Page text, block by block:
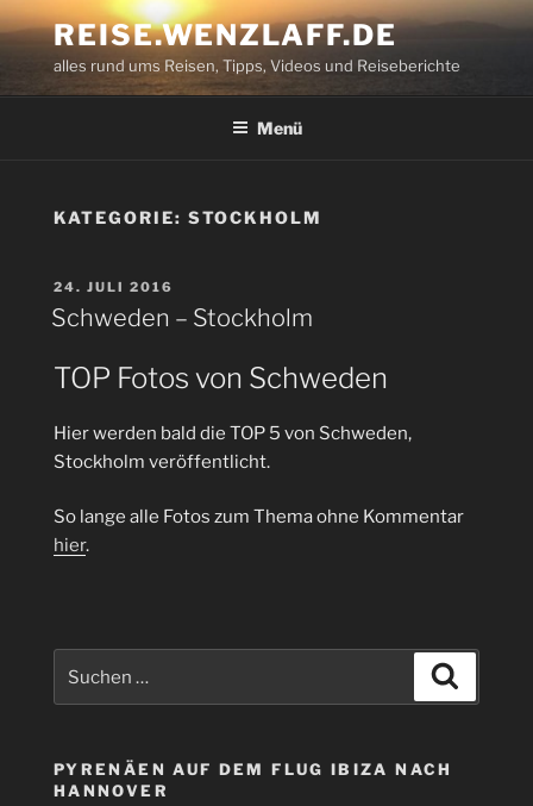
Zum
Inhalt
springen
REISE.WENZLAFF.DE
alles rund ums Reisen, Tipps, Videos und Reiseberichte
Menü
KATEGORIE: STOCKHOLM
VERÖFFENTLICHT
AM
24. JULI 2016
Schweden – Stockholm
TOP Fotos von Schweden
Hier werden bald die TOP 5 von Schweden,
Stockholm veröffentlicht.
So lange alle Fotos zum Thema ohne Kommentar
hier.
nach:
PYRENÄEN AUF DEM FLUG IBIZA NACH
HANNOVER